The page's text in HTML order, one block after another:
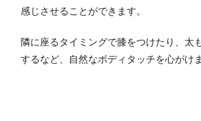
感じさせることができます。
隣に座るタイミングで膝をつけたり、太
するなど、自然なボディタッチを心がけ